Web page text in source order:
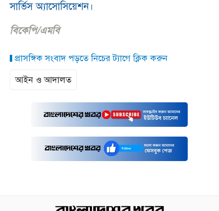
সার্ভিস অ্যাসোসিয়েশন।
বিকেপি/এমবি
প্রাসঙ্গিক সংবাদ পড়তে নিচের ট্যাগে ক্লিক করুন
আইন ও আদালত